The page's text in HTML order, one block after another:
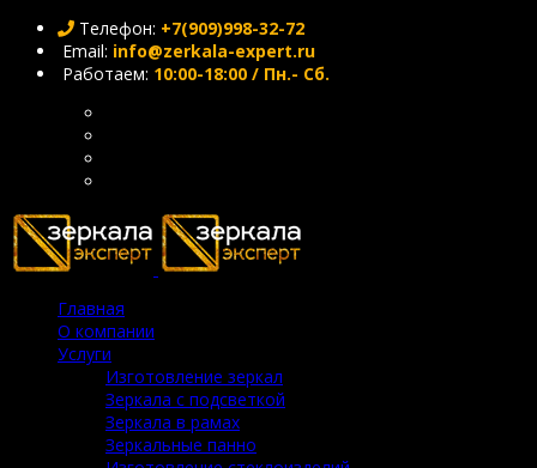
Телефон: +7(909)998-32-72
Email: info@zerkala-expert.ru
Работаем: 10:00-18:00 / Пн.- Сб.
Главная
О компании
Услуги
Изготовление зеркал
Зеркала с подсветкой
Зеркала в рамах
Зеркальные панно